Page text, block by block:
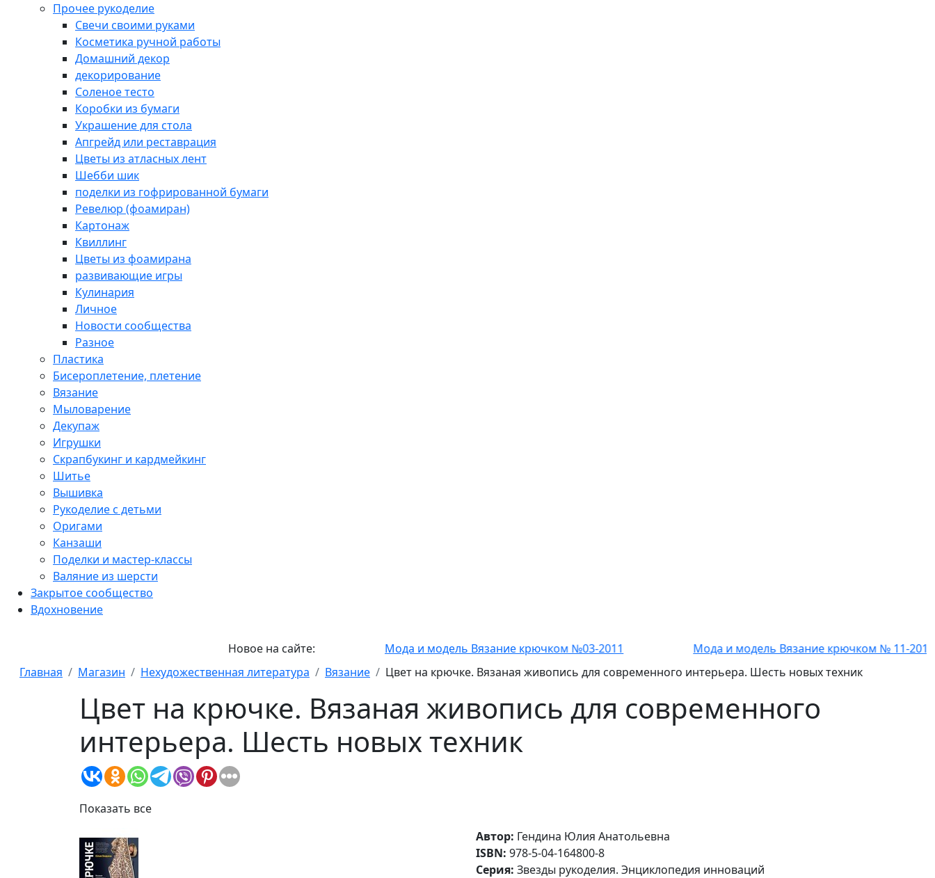
Прочее рукоделие
Свечи своими руками
Косметика ручной работы
Домашний декор
декорирование
Соленое тесто
Коробки из бумаги
Украшение для стола
Апгрейд или реставрация
Цветы из атласных лент
Шебби шик
поделки из гофрированной бумаги
Ревелюр (фоамиран)
Картонаж
Квиллинг
Цветы из фоамирана
развивающие игры
Кулинария
Личное
Новости сообщества
Разное
Пластика
Бисероплетение, плетение
Вязание
Мыловарение
Декупаж
Игрушки
Скрапбукинг и кардмейкинг
Шитье
Вышивка
Рукоделие с детьми
Оригами
Канзаши
Поделки и мастер-классы
Валяние из шерсти
Закрытое сообщество
Вдохновение
Новое на сайте: Мода и модель Вязание крючком №03-2011
Мода и модель Вязание крючком № 11-2011
Главная
Магазин Нехудожественная литература Вязание Цвет на крючке. Вязаная живопись для современного интерьера. Шесть новых техник
Цвет на крючке. Вязаная живопись для современного
интерьера. Шесть новых техник
Показать все
Автор: Гендина Юлия Анатольевна
ISBN: 978-5-04-164800-8
Серия: Звезды рукоделия. Энциклопедия инноваций